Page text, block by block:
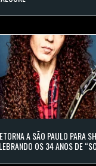
A SÃO PAULO PARA
OS 34 ANOS DE